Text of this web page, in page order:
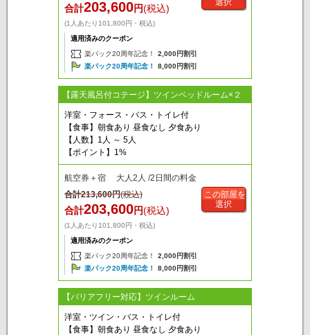
合計203,600円(税込)
(1人あたり101,800円・税込)
適用済みのクーポン
楽パック20周年記念！
2,000円割引
楽パック20周年記念！
8,000円割引
選択
【露天風呂付コテージ】ツインベッドルーム×２
洋室・フォース・バス・トイレ付
【食事】朝食あり 昼食なし 夕食あり
【人数】1人 ～ 5人
【ポイント】1%
航空券＋宿 大人2人 /2日間の料金
合計213,600円(税込)
合計203,600円(税込)
(1人あたり101,800円・税込)
適用済みのクーポン
楽パック20周年記念！
2,000円割引
楽パック20周年記念！
8,000円割引
この部屋を
選択
【バリアフリー対応】ツインルーム
洋室・ツイン・バス・トイレ付
【食事】朝食あり 昼食なし 夕食あり